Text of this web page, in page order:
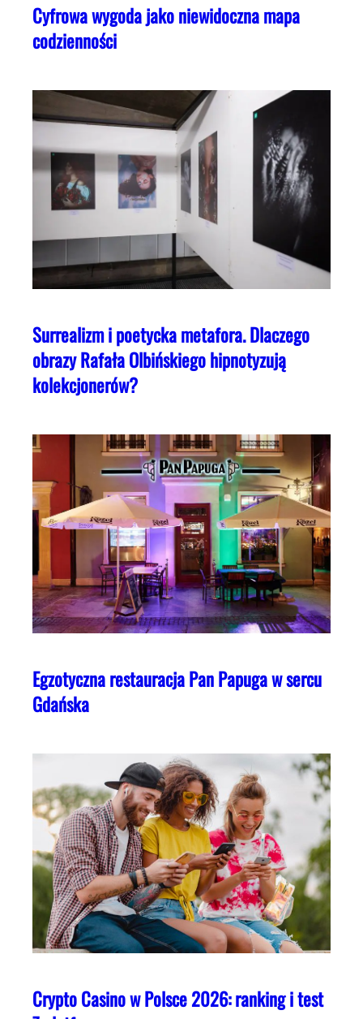
Cyfrowa wygoda jako niewidoczna mapa
codzienności
Surrealizm i poetycka metafora. Dlaczego
obrazy Rafała Olbińskiego hipnotyzują
kolekcjonerów?
Egzotyczna restauracja Pan Papuga w sercu
Gdańska
Crypto Casino w Polsce 2026: ranking i test